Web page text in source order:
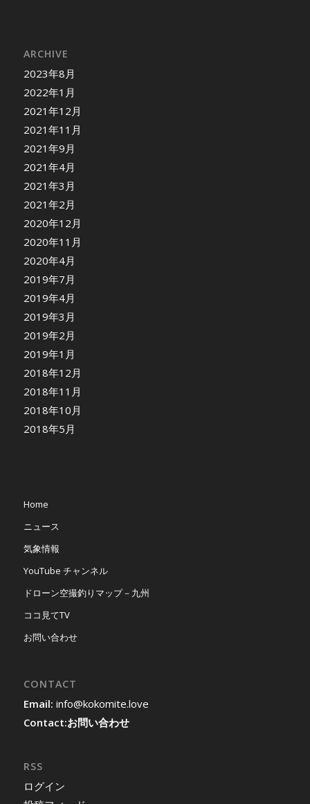
ARCHIVE
2023年8月
2022年1月
2021年12月
2021年11月
2021年9月
2021年4月
2021年3月
2021年2月
2020年12月
2020年11月
2020年4月
2019年7月
2019年4月
2019年3月
2019年2月
2019年1月
2018年12月
2018年11月
2018年10月
2018年5月
Home
ニュース
気象情報
YouTube チャンネル
ドローン空撮釣りマップ－九州
ココ見てTV
お問い合わせ
CONTACT
Email: info@kokomite.love
Contact:お問い合わせ
RSS
ログイン